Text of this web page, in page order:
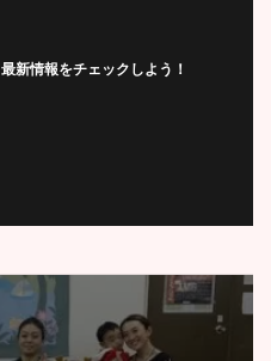
最新情報をチェックしよう！